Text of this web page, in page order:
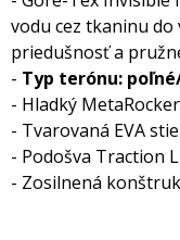
vodu cez tkaninu
priedušnosť a
- Typ terónu:
- Hladký MetaRocker
- Tvarovaná EVA
- Podošva Traction
- Zosilnená